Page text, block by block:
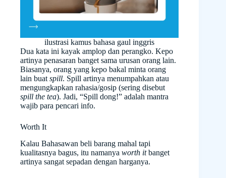
ilustrasi kamus bahasa gaul inggris
Dua kata ini kayak amplop dan perangko. Kepo
artinya penasaran banget sama urusan orang lain.
Biasanya, orang yang kepo bakal minta orang
lain buat spill. Spill artinya menumpahkan atau
mengungkapkan rahasia/gosip (sering disebut
spill the tea). Jadi, “Spill dong!” adalah mantra
wajib para pencari info.
Worth It
Kalau Bahasawan beli barang mahal tapi
kualitasnya bagus, itu namanya worth itbanget
artinya sangat sepadan dengan harganya.